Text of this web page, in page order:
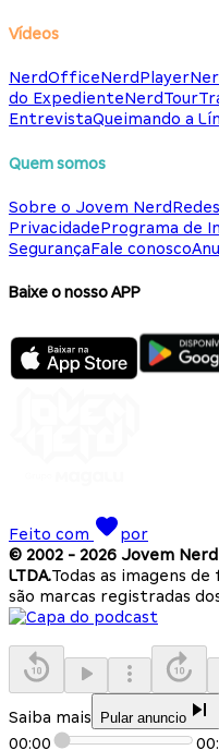
Vídeos
NerdOfficeNerdPlayer
do ExpedienteNerdTour
EntrevistaQueimando a
Quem somos
Sobre o Jovem Nerd
PrivacidadePrograma de
SegurançaFale conosco
Baixe o nosso APP
Feito com
por
© 2002 - 2026 Jovem
LTDA.Todas as imagens
são marcas registradas
Saiba mais Pular anuncio
00:00